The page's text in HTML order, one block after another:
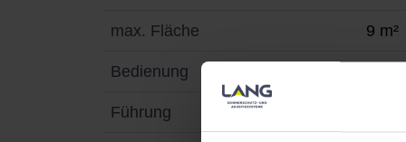
max. Fläche 9 m²
Bedienung
Führung